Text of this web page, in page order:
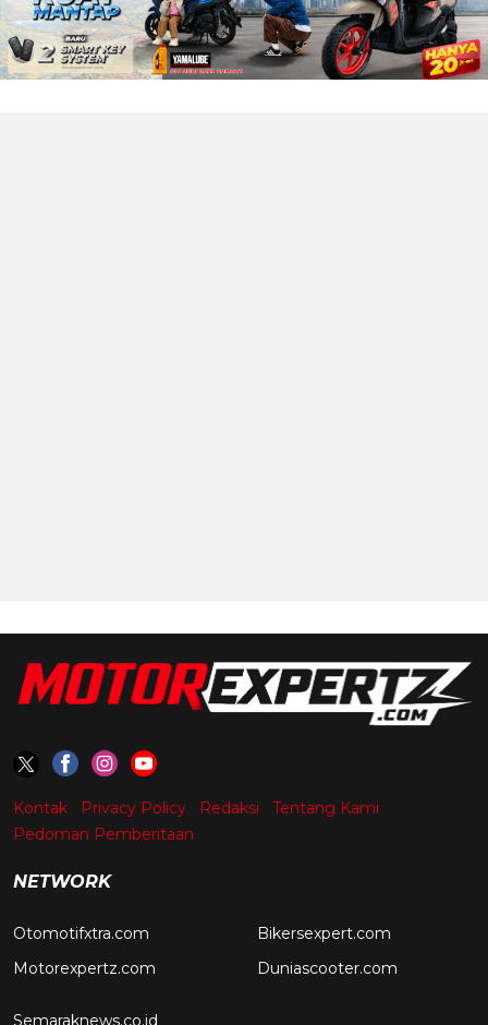
Kontak Privacy Policy Redaksi
Tentang Kami
Pedoman Pemberitaan
NETWORK
Otomotifxtra.com
Motorexpertz.com
Bikersexpert.com
Duniascooter.com
Semaraknews.co.id